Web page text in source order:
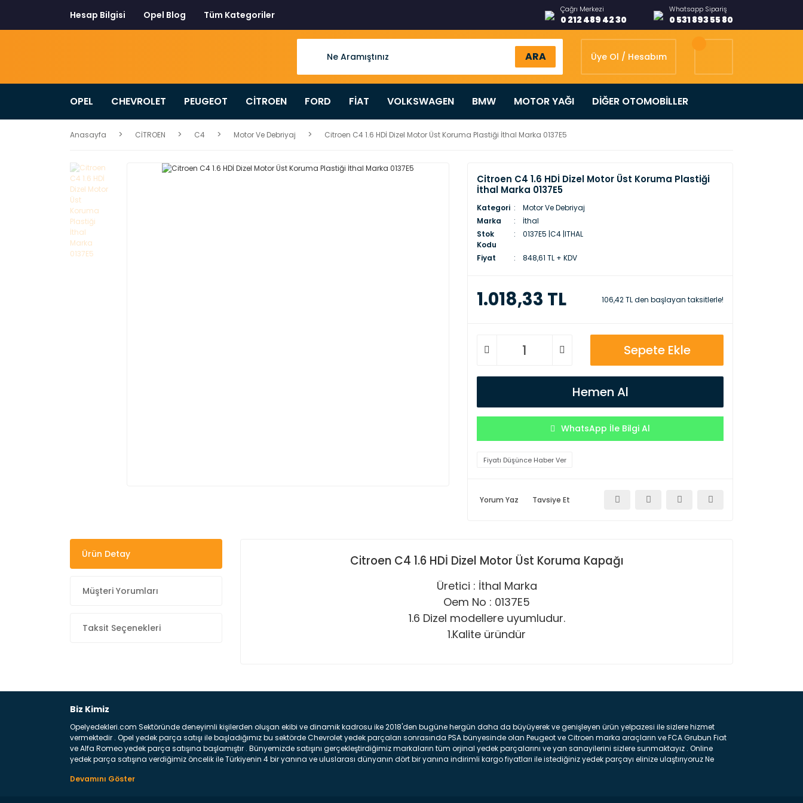
Hesap Bilgisi Opel Blog Tüm Kategoriler Çağrı Merkezi
0 212 489 42 30
Whatsapp Sipariş
0 531 893 55 80
ARA Üye Ol / Hesabım
OPEL CHEVROLET PEUGEOT CİTROEN FORD FİAT VOLKSWAGEN BMW MOTOR YAĞI DİĞER OTOMOBİLLER
Anasayfa CİTROEN C4 Motor Ve Debriyaj Citroen C4 1.6 HDİ Dizel Motor Üst Koruma Plastiği İthal Marka 0137E5
Citroen C4 1.6 HDİ Dizel Motor Üst Koruma Plastiği
İthal Marka 0137E5
Kategori
Motor Ve Debriyaj
Marka
İthal
Stok
Kodu
0137E5 |C4 |ITHAL
Fiyat 848,61 TL + KDV
1.018,33 TL 106,42 TL den başlayan taksitlerle!
Sepete Ekle
Hemen Al
WhatsApp İle Bilgi Al
Fiyatı Düşünce Haber Ver
Yorum Yaz Tavsiye Et
Ürün Detay
Müşteri Yorumları
Taksit Seçenekleri
Citroen C4 1.6 HDİ Dizel Motor Üst Koruma Kapağı
Üretici : İthal Marka
Oem No : 0137E5
1.6 Dizel modellere uyumludur.
1.Kalite üründür
Yorum Yaz
Biz Kimiz
Opelyedekleri.com Sektöründe deneyimli kişilerden oluşan ekibi ve dinamik kadrosu ike 2018'den bugüne hergün daha da büyüyerek ve genişleyen ürün yelpazesi ile sizlere hizmet
vermektedir . Opel yedek parça satışı ile başladığımız bu sektörde Chevrolet yedek parçaları sonrasında PSA bünyesinde olan Peugeot ve Citroen marka araçların ve FCA Grubun Fiat
ve Alfa Romeo yedek parça satışına başlamıştır . Bünyemizde satışını gerçekleştirdiğimiz markaların tüm orjinal yedek parçalarını ve yan sanayilerini sizlere sunmaktayız . Online
yedek parça satışına verdiğimiz öncelik ile Türkiyenin 4 bir yanına ve uluslarası dünyanın dört bir yanına indirimli kargo fiyatları ile istediğiniz yedek parçayı elinize ulaştırıyoruz Ne
belirttiğimiz parçalar sizlere fikir sağlayacaktır. Ön Tampon : Aracınızın ön kısmında bulunan plastik darbe emici amacı ile yapılmış olan kaporta aksam parçasıdır. Çamurluk :